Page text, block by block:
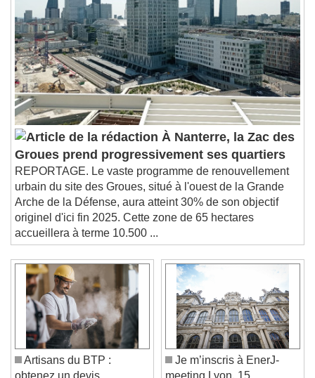
À Nanterre, la Zac des
Groues prend progressivement ses quartiers
REPORTAGE. Le vaste programme de renouvellement
urbain du site des Groues, situé à l'ouest de la Grande
Arche de la Défense, aura atteint 30% de son objectif
originel d'ici fin 2025. Cette zone de 65 hectares
accueillera à terme 10.500 ...
Artisans du BTP :
Je m’inscris à EnerJ-